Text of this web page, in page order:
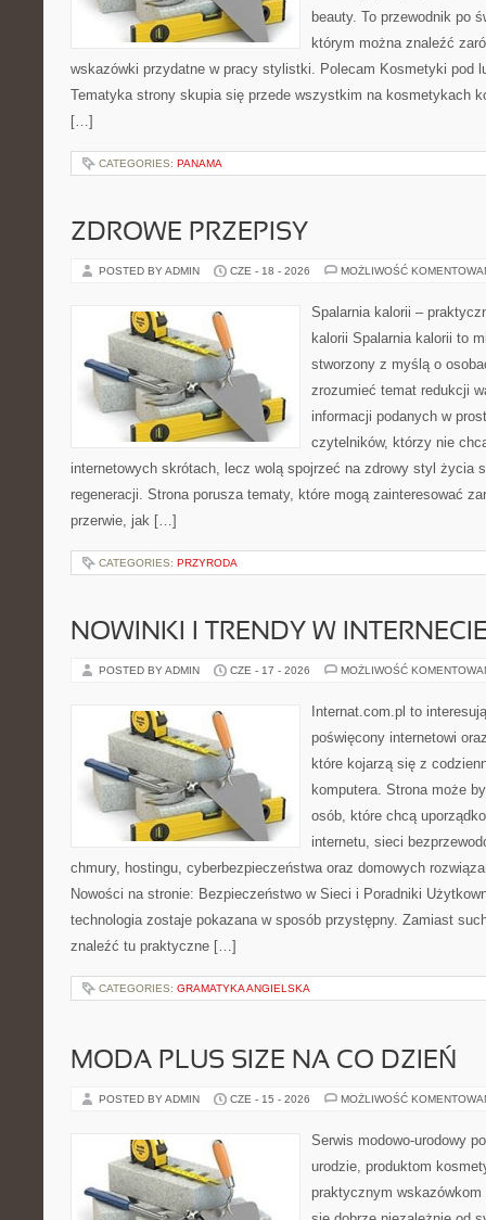
beauty. To przewodnik po
którym można znaleźć
wskazówki przydatne w pracy stylistki. Polecam Kosmetyki pod
Tematyka strony skupia się przede wszystkim na kosmetykach
[…]
CATEGORIES: PANAMA
ZDROWE PRZEPISY
POSTED BY ADMIN CZE - 18 - 2026 MOŻLIWOŚĆ
Spalarnia kalorii –
kalorii Spalarnia kalorii to
stworzony z myślą o
zrozumieć temat redukcji
informacji podanych w
czytelników, którzy nie
internetowych skrótach, lecz wolą spojrzeć na zdrowy styl życia
regeneracji. Strona porusza tematy, które mogą zainteresować
przerwie, jak […]
CATEGORIES: PRZYRODA
NOWINKI I TRENDY W
POSTED BY ADMIN CZE - 17 - 2026 MOŻLIWOŚĆ
Internat.com.pl to
poświęcony internetowi
które kojarzą się z
komputera. Strona może
osób, które chcą
internetu, sieci
chmury, hostingu, cyberbezpieczeństwa oraz domowych
Nowości na stronie: Bezpieczeństwo w Sieci i Poradniki
technologia zostaje pokazana w sposób przystępny. Zamiast
znaleźć tu praktyczne […]
CATEGORIES: GRAMATYKA ANGIELSKA
MODA PLUS SIZE NA CO DZIEŃ
POSTED BY ADMIN CZE - 15 - 2026 MOŻLIWOŚĆ
Serwis modowo-urodowy
urodzie, produktom
praktycznym